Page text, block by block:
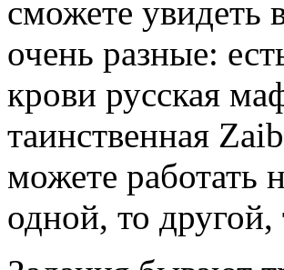
сможете увидеть
очень разные:
крови русская
таинственная
можете работать
одной, то другой,